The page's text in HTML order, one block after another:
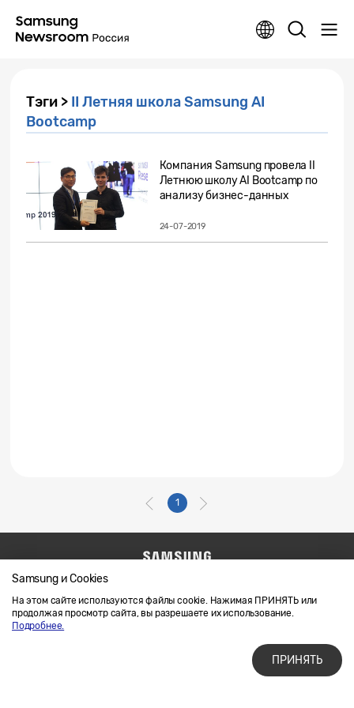
Samsung и Cookies
На этом сайте используются файлы cookie. Нажимая ПРИНЯТЬ или
продолжая просмотр сайта, вы разрешаете их использование.
Подробнее.
ПРИНЯТЬ
Тэги > II Летняя школа Samsung AI
Bootcamp
Компания Samsung провела II
Летнюю школу AI Bootcamp по
анализу бизнес-данных
24-07-2019
1
Напишите нам
Условия использования материалов
Конфиденциальность и файлы cookie